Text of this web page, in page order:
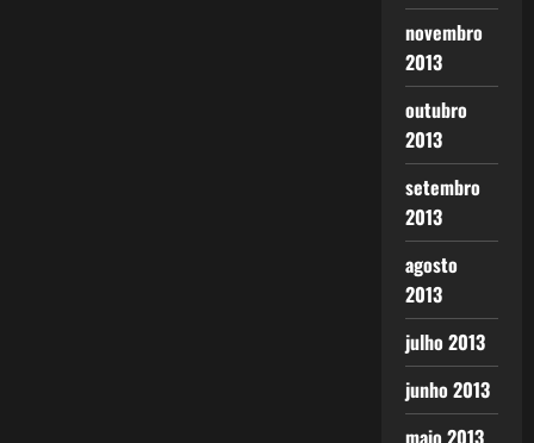
novembro
2013
outubro
2013
setembro
2013
agosto
2013
julho 2013
junho 2013
maio 2013